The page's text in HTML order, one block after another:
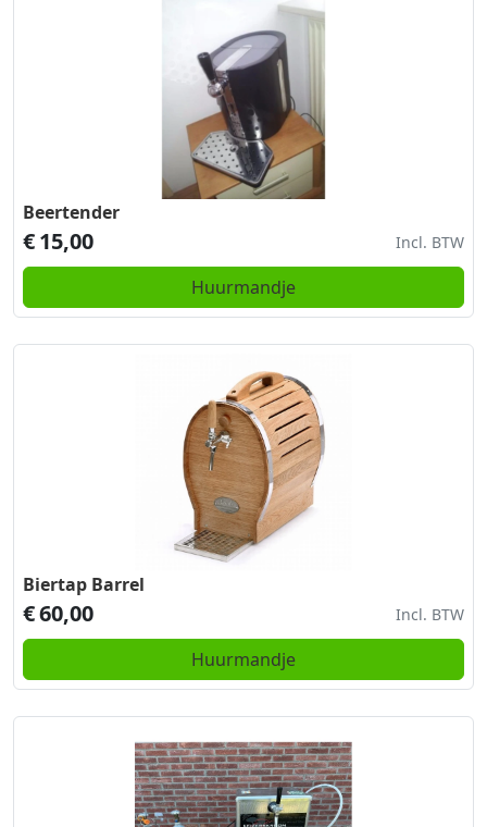
Beertender
€15,00 Incl. BTW
Huurmandje
Biertap Barrel
€60,00 Incl. BTW
Huurmandje